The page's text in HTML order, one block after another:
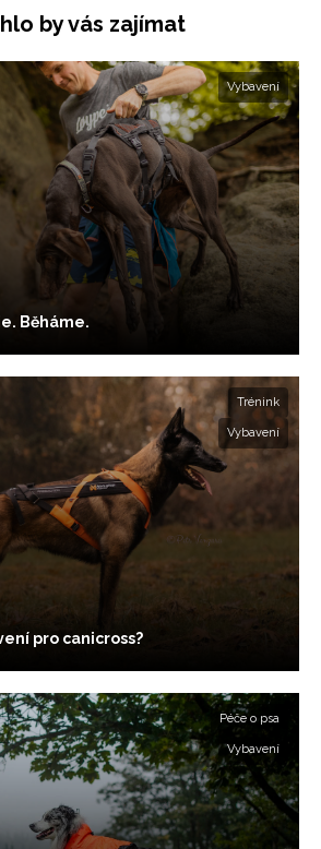
by vás zajímat
Běháme.
Vybavení
pro canicross?
Trénink
Vybavení
Péče o psa
Vybavení